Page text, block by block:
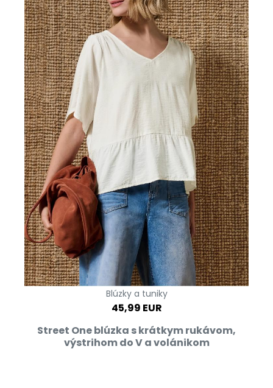
Blúzky a tuniky
45,99 EUR
Street One blúzka s krátkym rukávom,
výstrihom do V a volánikom